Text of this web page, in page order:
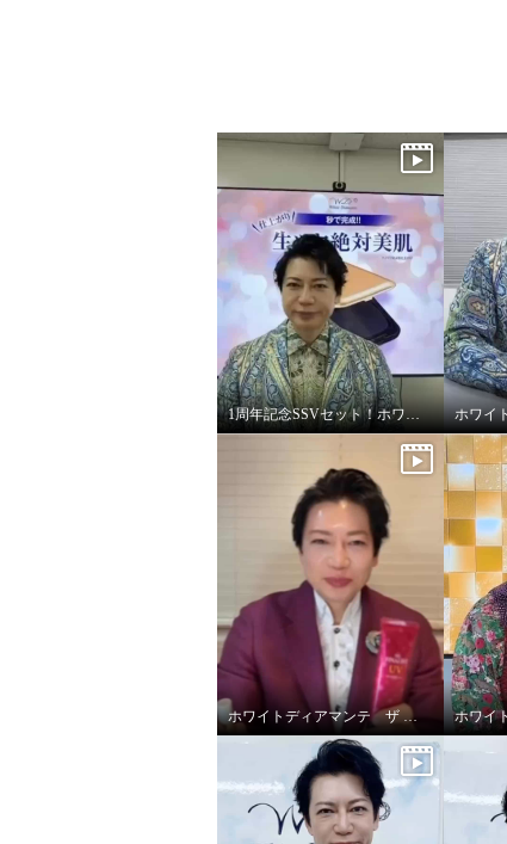
1周年記念SSVセット！ホワイトディアマンテ オールインワンファンデ
ホワイトディアマンテ ザ ファイナリストUV